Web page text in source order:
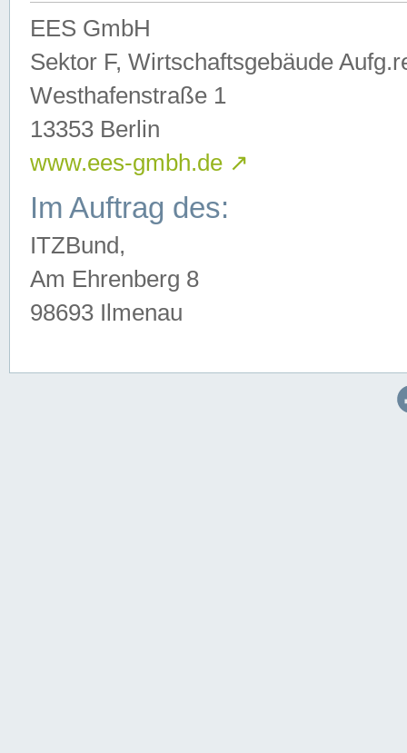
EES GmbH
Sektor F, Wirtschaftsgebäude
Westhafenstraße 1
13353 Berlin
www.ees-gmbh.de ↗
Im Auftrag des:
ITZBund,
Am Ehrenberg 8
98693 Ilmenau